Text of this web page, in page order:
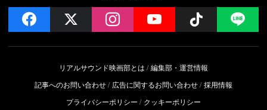
facebook instagramYouTube Follow
リアルサウンド映画部とは
編集部・運営情報
記事へのお問い合わせ
広告に関するお問い合わせ 採用情報
プライバシーポリシー
クッキーポリシー